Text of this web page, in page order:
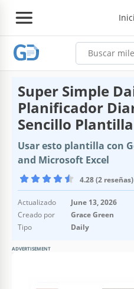
Super Simple
Planificador
Sencillo Plantilla
Usar esto plantilla con
and Microsoft Excel
4.28 (2 reseñas)
Actualizado
June 13, 2026
Creado por
Grace Green
Tipo
Daily
ADVERTISEMENT